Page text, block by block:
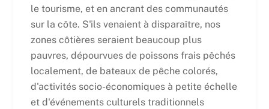
le tourisme, et en ancrant des communautés
sur la côte. S'ils venaient à disparaître, nos
zones côtières seraient beaucoup plus
pauvres, dépourvues de poissons frais pêchés
localement, de bateaux de pêche colorés,
d'activités socio-économiques à petite échelle
et d'événements culturels traditionnels